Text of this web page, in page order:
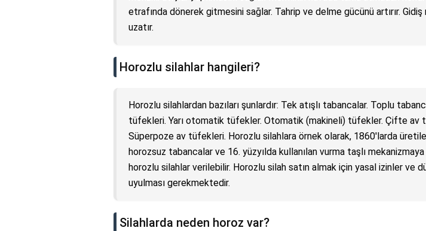
etrafında dönerek gitmesini sağlar. Tahrip ve delme gücünü artırır.
uzatır.
Horozlu silahlar hangileri?
Horozlu silahlardan bazıları şunlardır: Tek atışlı tabancalar. Toplu
tüfekleri. Yarı otomatik tüfekler. Otomatik (makineli) tüfekler. Çifte av
Süperpoze av tüfekleri. Horozlu silahlara örnek olarak, 1860'larda
horozsuz tabancalar ve 16. yüzyılda kullanılan vurma taşlı
horozlu silahlar verilebilir. Horozlu silah satın almak için yasal izinler ve
uyulması gerekmektedir.
Silahlarda neden horoz var?